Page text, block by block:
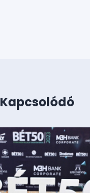
Kapcsolódó